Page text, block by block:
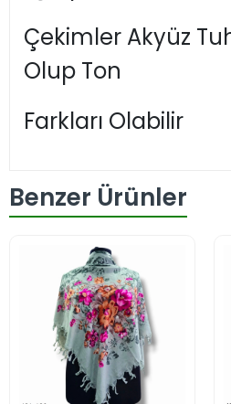
Çekimler Akyüz
Olup Ton
Farkları Olabilir
Benzer Ürünler